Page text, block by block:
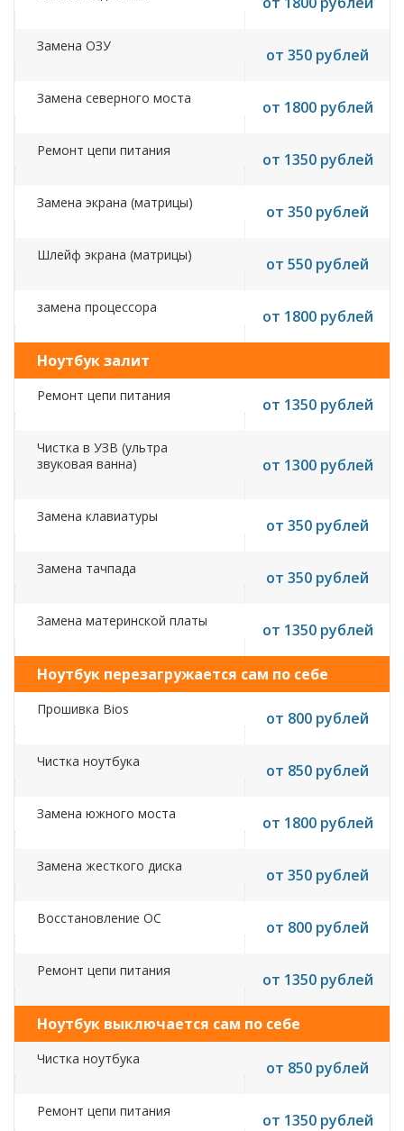
Замена ОЗУ от 350 рублей
Замена северного моста от 1800 рублей
Ремонт цепи питания от 1350 рублей
Замена экрана (матрицы) от 350 рублей
Шлейф экрана (матрицы) от 550 рублей
замена процессора от 1800 рублей
Ноутбук залит
Ремонт цепи питания от 1350 рублей
Чистка в УЗВ (ультра
звуковая ванна)
от 1300 рублей
Замена клавиатуры от 350 рублей
Замена тачпада от 350 рублей
Замена материнской платы от 1350 рублей
Ноутбук перезагружается сам по себе
Прошивка Bios от 800 рублей
Чистка ноутбука от 850 рублей
Замена южного моста от 1800 рублей
Замена жесткого диска от 350 рублей
Восстановление ОС от 800 рублей
Ремонт цепи питания от 1350 рублей
Ноутбук выключается сам по себе
Чистка ноутбука от 850 рублей
Ремонт цепи питания от 1350 рублей